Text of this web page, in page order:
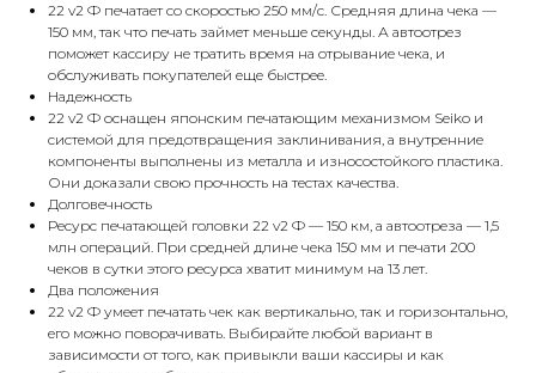
22 v2 Ф печатает со скоростью 250 мм/с. Средняя длина чека —
150 мм, так что печать займет меньше секунды. А автоотрез
поможет кассиру не тратить время на отрывание чека, и
обслуживать покупателей еще быстрее.
Надежность
22 v2 Ф оснащен японским печатающим механизмом Seiko и
системой для предотвращения заклинивания, а внутренние
компоненты выполнены из металла и износостойкого пластика.
Они доказали свою прочность на тестах качества.
Долговечность
Ресурс печатающей головки 22 v2 Ф — 150 км, а автоотреза — 1,5
млн операций. При средней длине чека 150 мм и печати 200
чеков в сутки этого ресурса хватит минимум на 13 лет.
Два положения
22 v2 Ф умеет печатать чек как вертикально, так и горизонтально,
его можно поворачивать. Выбирайте любой вариант в
зависимости от того, как привыкли ваши кассиры и как
Категории
Кассовое оборудование
Контакты
+7 (919) 753-89-